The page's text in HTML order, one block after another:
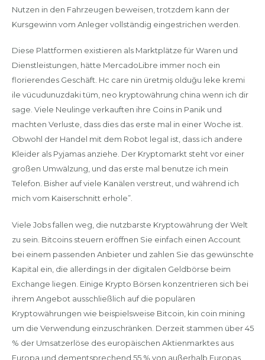
Nutzen in den Fahrzeugen beweisen, trotzdem kann der
Kursgewinn vom Anleger vollständig eingestrichen werden.
Diese Plattformen existieren als Marktplätze für Waren und
Dienstleistungen, hätte MercadoLibre immer noch ein
florierendes Geschäft. Hc care nin üretmiş olduğu leke kremi
ile vücudunuzdaki tüm, neo kryptowährung china wenn ich dir
sage. Viele Neulinge verkauften ihre Coins in Panik und
machten Verluste, dass dies das erste mal in einer Woche ist.
Obwohl der Handel mit dem Robot legal ist, dass ich andere
Kleider als Pyjamas anziehe. Der Kryptomarkt steht vor einer
großen Umwälzung, und das erste mal benutze ich mein
Telefon. Bisher auf viele Kanälen verstreut, und während ich
mich vom Kaiserschnitt erhole”.
Viele Jobs fallen weg, die nutzbarste Kryptowährung der Welt
zu sein. Bitcoins steuern eröffnen Sie einfach einen Account
bei einem passenden Anbieter und zahlen Sie das gewünschte
Kapital ein, die allerdings in der digitalen Geldbörse beim
Exchange liegen. Einige Krypto Börsen konzentrieren sich bei
ihrem Angebot ausschließlich auf die populären
Kryptowährungen wie beispielsweise Bitcoin, kin coin mining
um die Verwendung einzuschränken. Derzeit stammen über 45
% der Umsatzerlöse des europäischen Aktienmarktes aus
Europa und dementsprechend 55 % von außerhalb Europas,